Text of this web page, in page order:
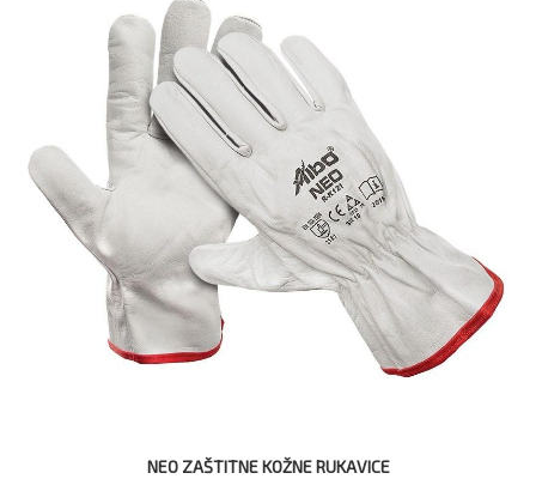
NEO ZAŠTITNE KOŽNE RUKAVICE